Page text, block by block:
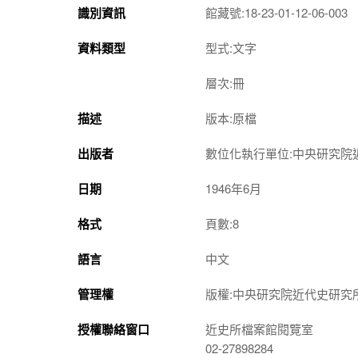
識別資訊 館藏號:18-23-01-12-06-003
資料類型 型式:文字
層次:冊
描述 版本:原檔
出版者 數位化執行單位:中央研究院
日期 1946年6月
格式 頁數:8
語言 中文
管理權 版權:中央研究院近代史研究
授權聯絡窗口
近史所檔案館閱覽室
02-27898284